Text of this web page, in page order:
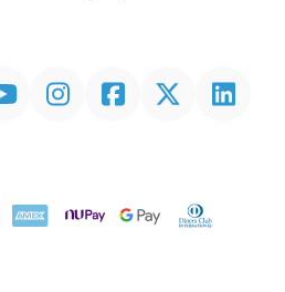
InstagramFacebookTwitter Linkedin
AMEX NuPay Google PayDiners Club